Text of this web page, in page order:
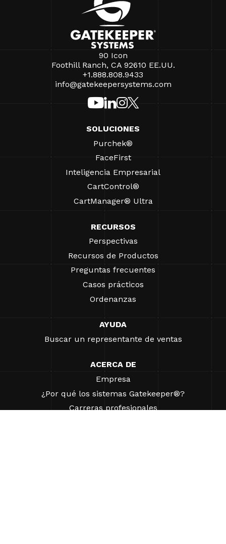
90 Icon
Foothill Ranch, CA 92610 EE.UU.
+1.888.808.9433
info@gatekeepersystems.com
SOLUCIONES
Purchek®
FaceFirst
Inteligencia Empresarial
CartControl®
CartManager® Ultra
RECURSOS
Perspectivas
Recursos de Productos
Preguntas frecuentes
Casos prácticos
Ordenanzas
AYUDA
Buscar un representante de ventas
ACERCA DE
Empresa
¿Por qué los sistemas Gatekeeper®?
Carreras profesionales